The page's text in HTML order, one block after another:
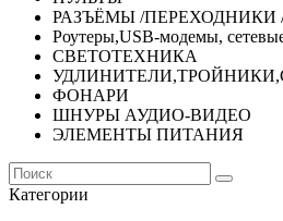
РАЗЪЁМЫ /ПЕРЕХОДНИКИ
Роутеры,USB-модемы,
СВЕТОТЕХНИКА
ФОНАРИ
ШНУРЫ АУДИО-ВИДЕО
ЭЛЕМЕНТЫ ПИТАНИЯ
Категории